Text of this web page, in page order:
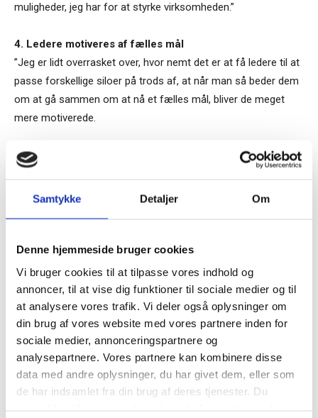
Samtykke Detaljer Om
Denne hjemmeside bruger cookies
Vi bruger cookies til at tilpasse vores indhold og
annoncer, til at vise dig funktioner til sociale medier og til
at analysere vores trafik. Vi deler også oplysninger om
din brug af vores website med vores partnere inden for
sociale medier, annonceringspartnere og
analysepartnere. Vores partnere kan kombinere disse
data med andre oplysninger, du har givet dem, eller som
de har indsamlet fra din brug af deres tjenester. Du
muligheder, jeg har for at styrke virksomheden.”
4. Ledere motiveres af fælles mål
”Jeg er lidt overrasket over, hvor nemt det er at få ledere til at
passe forskellige siloer på trods af, at når man så beder dem
om at gå sammen om at nå et fælles mål, bliver de meget
mere motiverede.
Et eksempel på, at det virkelig rykker sig, er hele temaet
bæredygtighed, hvor vi skal stå sammen om at levere på det.
Rambøll er organiseret i ikke mindre end syv
projekter og kunders behov er ofte delt ud over mange
forskellige fagligheder.
Det betyder meget, at man kan bede hele organisationen om
at fokusere på værdiskabelsen for en kunde frem for egne
forretningsområder. Jeg plejer at sige, at fælles projekter er
vigtigere end egne projekter. Det tankesæt oplever jeg stor
støtte til fra lederne.”
Tilmeld dig vores
nyhedsbrev
– og modtag Ole Borchs bog
“Succes i en dansk bestyrelse”
Bestyrelsesguidens ugentlige nyhedsbrev samt